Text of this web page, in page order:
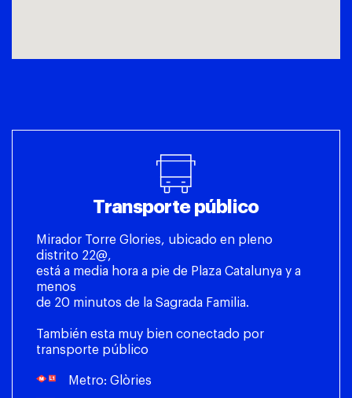
Transporte público
Mirador Torre Glories, ubicado en pleno
distrito 22@,
está a media hora a pie de Plaza Catalunya y a
menos
de 20 minutos de la Sagrada Familia.
También esta muy bien conectado por
transporte público
Metro: Glòries